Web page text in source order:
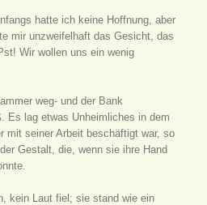
hatte ich keine Hoffnung, aber
mir unzweifelhaft das Gesicht, das
Wir wollen uns ein wenig
weg- und der Bank
Es lag etwas Unheimliches in dem
mit seiner Arbeit beschäftigt war, so
Gestalt, die, wenn sie ihre Hand
kein Laut fiel; sie stand wie ein